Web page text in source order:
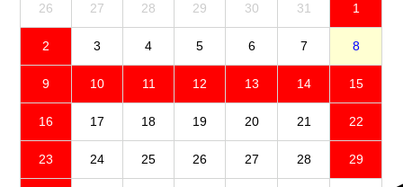
26 27 28 29 30 31 1
2 3 4 5 6 7 8
9 10 11 12 13 14 15
16 17 18 19 20 21 22
23 24 25 26 27 28 29